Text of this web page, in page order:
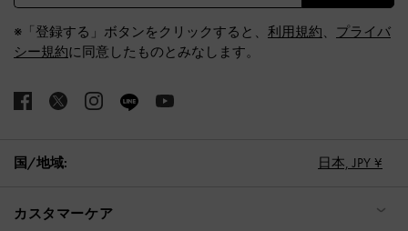
※「登録する」ボタンをクリックすると、 利用規約、 プライバ
シー規約に同意したものとみなします。
国/地域: 日本, JPY ¥
カスタマーケア